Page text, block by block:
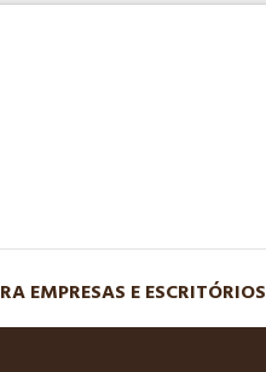
EMPRESAS E ESCRITÓRIOS